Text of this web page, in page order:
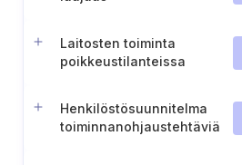
Laitosten toiminta
poikkeustilanteissa
Henkilöstösuunnitelma
toiminnanohjaustehtäviä